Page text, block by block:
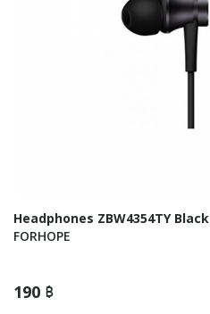
Headphones ZBW4354TY Black
FORHOPE
190 ฿